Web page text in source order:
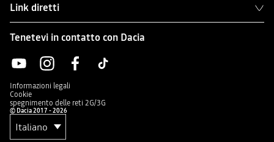
Link diretti
Tenetevi in contatto con Dacia
Informazioni legali
Cookie
spegnimento delle reti 2G/3G
© Dacia 2017 - 2026